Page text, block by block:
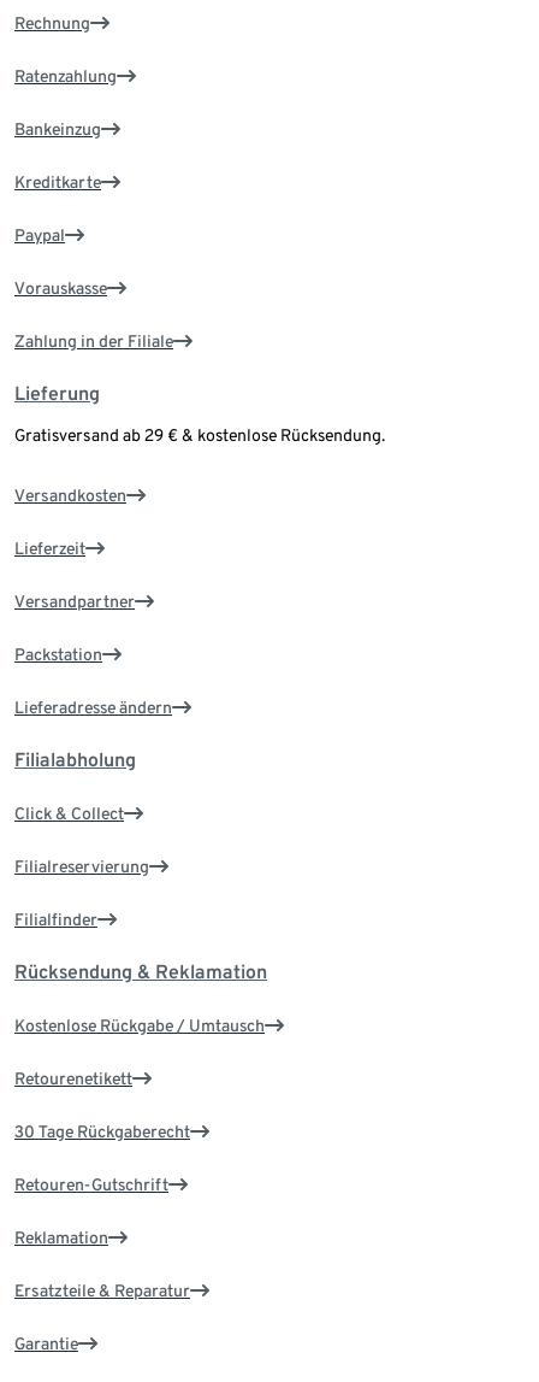
Rechnung
Ratenzahlung
Bankeinzug
Kreditkarte
Paypal
Vorauskasse
Zahlung in der Filiale
Lieferung
Gratisversand ab 29 € & kostenlose Rücksendung.
Versandkosten
Lieferzeit
Versandpartner
Packstation
Lieferadresse ändern
Filialabholung
Click & Collect
Filialreservierung
Filialfinder
Rücksendung & Reklamation
Kostenlose Rückgabe / Umtausch
Retourenetikett
30 Tage Rückgaberecht
Retouren-Gutschrift
Reklamation
Ersatzteile & Reparatur
Garantie